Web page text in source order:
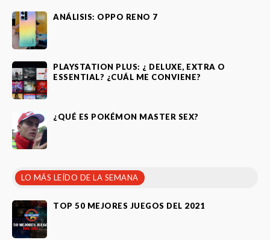
ANÁLISIS: OPPO RENO 7
PLAYSTATION PLUS: ¿ DELUXE, EXTRA O
ESSENTIAL? ¿CUÁL ME CONVIENE?
¿QUÉ ES POKÉMON MASTER SEX?
LO MÁS LEÍDO DE LA SEMANA
TOP 50 MEJORES JUEGOS DEL 2021